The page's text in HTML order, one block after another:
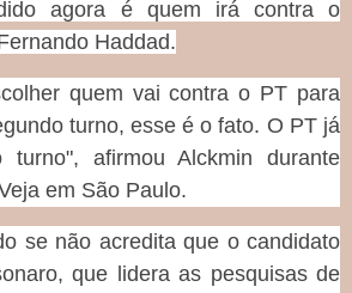
agora é quem irá contra o
Haddad.
quem vai contra o PT para
turno, esse é o fato. O PT já
turno", afirmou Alckmin durante
em São Paulo.
se não acredita que o candidato
que lidera as pesquisas de